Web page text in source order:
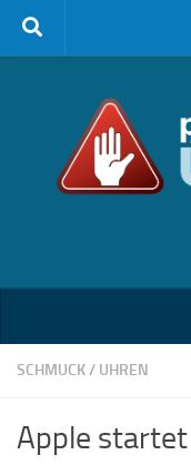
Zum Inhalt springen
SCHMUCK / UHREN
Apple